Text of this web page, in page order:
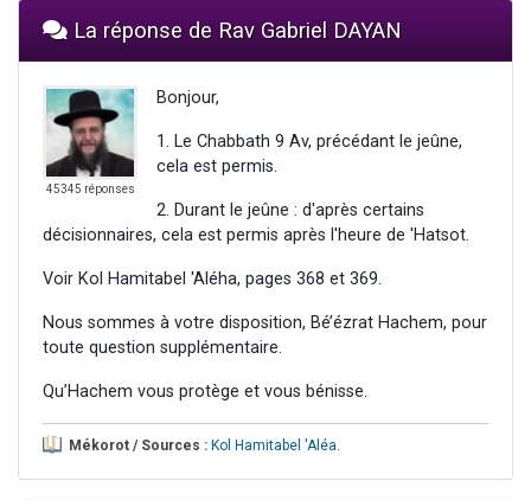
La réponse de Rav Gabriel DAYAN
45345 réponses
Bonjour,
1. Le Chabbath 9 Av, précédant le jeûne,
cela est permis.
2. Durant le jeûne : d'après certains
décisionnaires, cela est permis après l'heure de 'Hatsot.
Voir Kol Hamitabel 'Aléha, pages 368 et 369.
Nous sommes à votre disposition, Bé’ézrat Hachem, pour
toute question supplémentaire.
Qu’Hachem vous protège et vous bénisse.
Mékorot / Sources : Kol Hamitabel 'Aléa.